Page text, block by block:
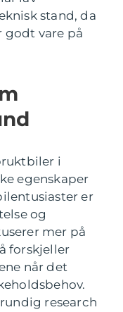
stand, da
godt vare på
i
egenskaper
er
og
mer på
forskjeller
når det
research